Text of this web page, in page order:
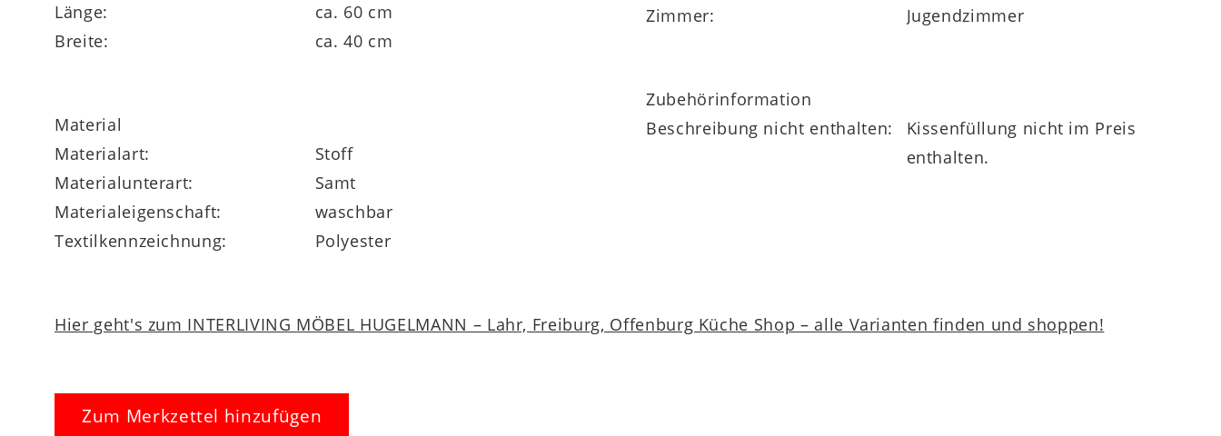
Länge:
ca. 60 cm
Breite:
ca. 40 cm
Material
Materialart:
Stoff
Materialunterart:
Samt
Materialeigenschaft:
waschbar
Textilkennzeichnung:
Polyester
Zimmer:
Jugendzimmer
Zubehörinformation
Beschreibung nicht enthalten:
Kissenfüllung nicht im Preis
Hier geht's zum INTERLIVING MÖBEL HUGELMANN – Lahr, Freiburg, Offenburg Küche Shop – alle Varianten finden und shoppen!
Zum Merkzettel hinzufügen